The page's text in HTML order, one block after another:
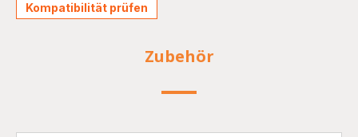
Kompatibilität prüfen
Zubehör